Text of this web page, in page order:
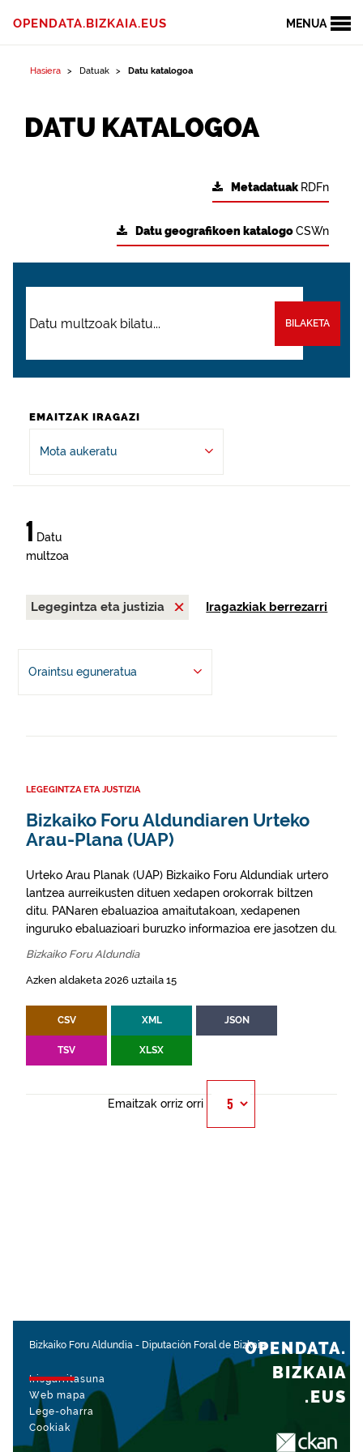
MENUA
OPENDATA.BIZKAIA.EUS
Hasiera Datuak Datu katalogoa
DATU KATALOGOA
Metadatuak RDFn
Datu geografikoen katalogoCSWn
BILAKETA
EMAITZAK IRAGAZI
Mota aukeratu
1 Datu
multzoa
Legegintza eta justizia Iragazkiak berrezarri
Oraintsu eguneratua
LEGEGINTZA ETA JUSTIZIA
Bizkaiko Foru Aldundiaren Urteko
Arau-Plana (UAP)
Urteko Arau Planak (UAP) Bizkaiko Foru Aldundiak urtero
lantzea aurreikusten dituen xedapen orokorrak biltzen
ditu. PANaren ebaluazioa amaitutakoan, xedapenen
inguruko ebaluazioari buruzko informazioa ere jasotzen du.
Bizkaiko Foru Aldundia
Azken aldaketa 2026 uztaila 15
CSV XML JSON
TSV XLSX
Emaitzak orriz orri
Bizkaiko Foru Aldundia - Diputación Foral de Bizkaia
Irisgarritasuna
Web mapa
Lege-oharra
Cookiak
OPENDATA.
BIZKAIA
.EUS